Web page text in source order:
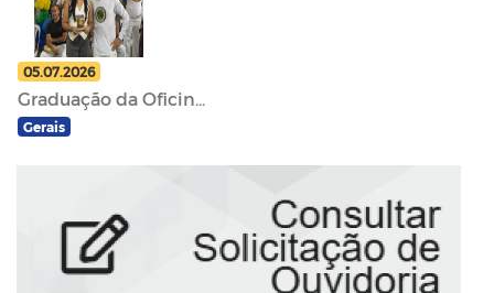
05.07.2026
Graduação da Oficin...
Gerais